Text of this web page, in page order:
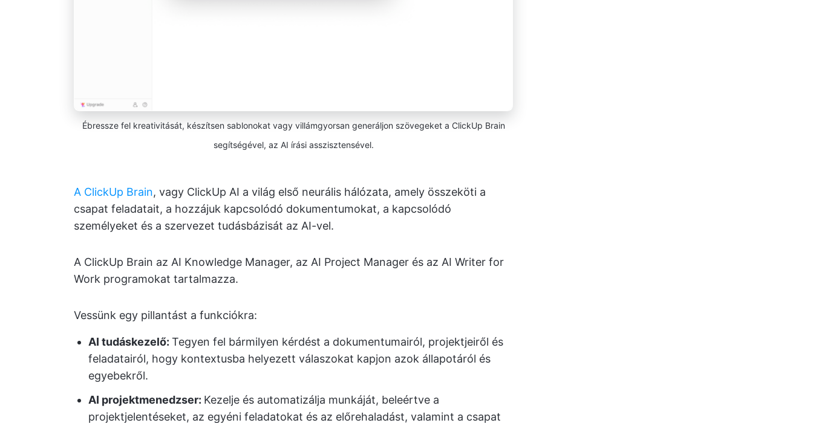
Ébressze fel kreativitását, készítsen sablonokat vagy villámgyorsan generáljon szövegeket a ClickUp Brain
segítségével, az AI írási asszisztensével.
A ClickUp Brain, vagy ClickUp AI a világ első neurális hálózata, amely összeköti a
csapat feladatait, a hozzájuk kapcsolódó dokumentumokat, a kapcsolódó
személyeket és a szervezet tudásbázisát az AI-vel.
A ClickUp Brain az AI Knowledge Manager, az AI Project Manager és az AI Writer for
Work programokat tartalmazza.
Vessünk egy pillantást a funkciókra:
AI tudáskezelő: Tegyen fel bármilyen kérdést a dokumentumairól, projektjeiről és
feladatairól, hogy kontextusba helyezett válaszokat kapjon azok állapotáról és
egyebekről.
AI projektmenedzser: Kezelje és automatizálja munkáját, beleértve a
projektjelentéseket, az egyéni feladatokat és az előrehaladást, valamint a csapat